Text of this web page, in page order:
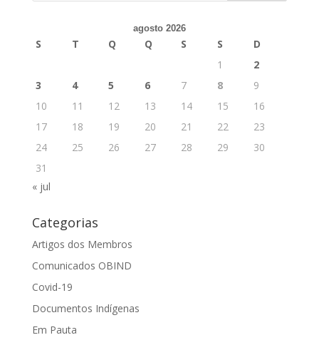
agosto 2026
S T Q Q S S
D
1
2
3
4 5 6 7 8
9
10
11 12 13 14 15
16
17
18 19 20 21 22
23
24
25 26 27 28 29
30
31
« jul
Categorias
Artigos dos Membros
Comunicados OBIND
Covid-19
Documentos Indígenas
Em Pauta